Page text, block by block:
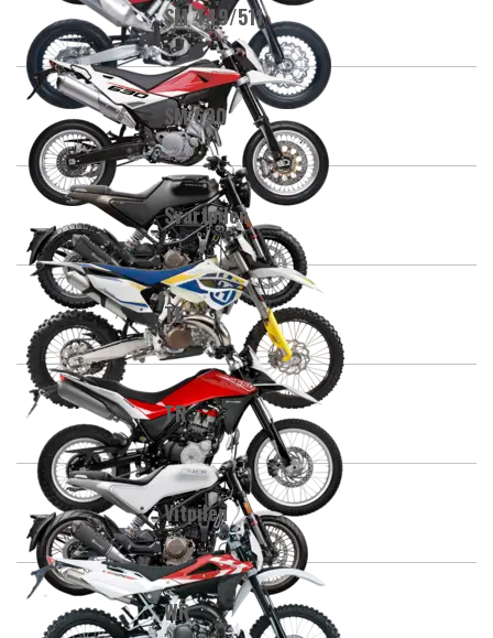
SM 449/511
SM 630
Svartpilen
TE
TR
Vitpilen
WR